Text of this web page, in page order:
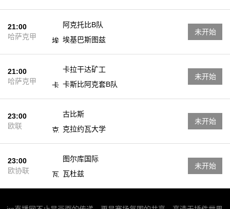
21:00
哈萨克甲
阿克托比B队
埃基巴斯图兹
未开始
21:00
哈萨克甲
卡拉干达矿工
卡斯比阿克套B队
未开始
23:00
欧联
古比斯
克拉约瓦大学
未开始
23:00
欧协联
图尔库国际
瓦杜兹
未开始